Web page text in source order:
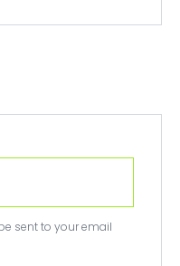
sent to your email